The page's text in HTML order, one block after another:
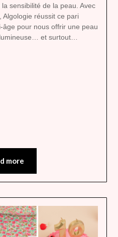
sensibilité de la peau. Avec
réussit ce pari
âge pour nous offrir une peau
et surtout…
more